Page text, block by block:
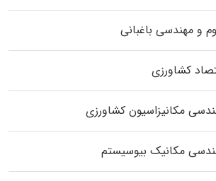
و مهندسی باغبانی
کشاورزی
مکانیزاسیون کشاورزی
مکانیک بیوسیستم